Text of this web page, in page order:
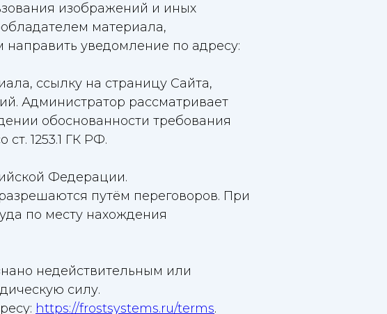
изображений и иных
материала,
уведомление по адресу:
ссылку на страницу Сайта,
Администратор рассматривает
обоснованности требования
1253.1 ГК РФ.
Федерации.
путём переговоров. При
по месту нахождения
недействительным или
силу.
https://frostsystems.ru/terms.